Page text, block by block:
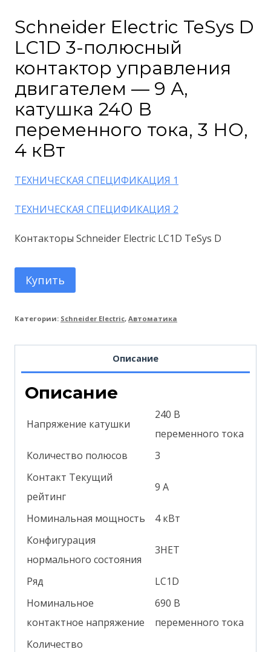
Schneider Electric TeSys D
LC1D 3-полюсный
контактор управления
двигателем — 9 А,
катушка 240 В
переменного тока, 3 НО,
4 кВт
ТЕХНИЧЕСКАЯ СПЕЦИФИКАЦИЯ 1
ТЕХНИЧЕСКАЯ СПЕЦИФИКАЦИЯ 2
Контакторы Schneider Electric LC1D TeSys D
Купить
Категории: Schneider Electric, Автоматика
Описание
Описание
Напряжение катушки
240 В
переменного тока
Количество полюсов
3
Контакт Текущий
рейтинг
9 А
Номинальная мощность
4 кВт
Конфигурация
нормального состояния
3НЕТ
Ряд
LC1D
Номинальное
контактное напряжение
690 В
переменного тока
Количество